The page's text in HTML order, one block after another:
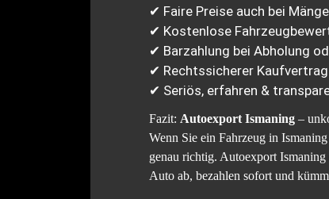
✔ Faire Preise auch bei
✔ Kostenlose
✔ Barzahlung bei Abholung
✔ Rechtssicherer
✔ Seriös, erfahren &
Fazit: Autoexport Ismaning –
Wenn Sie ein Fahrzeug in
genau richtig. Autoexport
Auto ab, bezahlen sofort und